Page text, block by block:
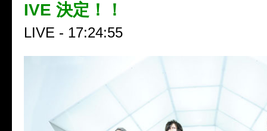
IVE 決定！！
LIVE - 17:24:55